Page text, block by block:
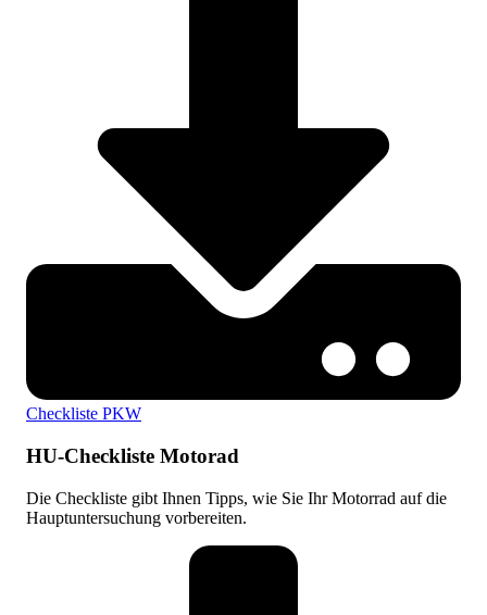
Checkliste PKW
HU-Checkliste Motorad
Die Check­liste gibt Ihnen Tipps, wie Sie Ihr Motor­rad auf die
Haupt­unter­suchung vor­bereiten.